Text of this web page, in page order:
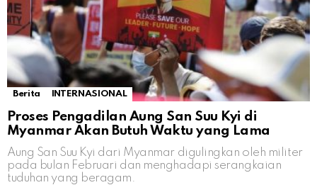
Berita INTERNASIONAL
Proses Pengadilan Aung San Suu Kyi di
Myanmar Akan Butuh Waktu yang Lama
Aung San Suu Kyi dari Myanmar digulingkan oleh militer
pada bulan Februari dan menghadapi serangkaian
tuduhan yang beragam.